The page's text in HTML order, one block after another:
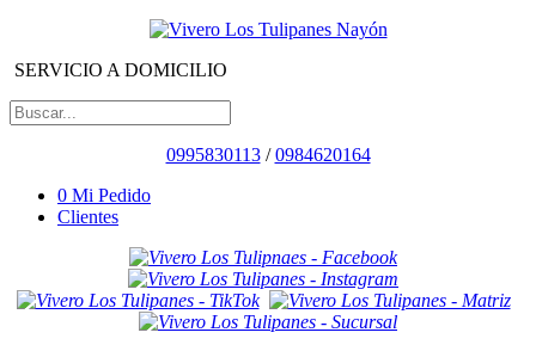
SERVICIO A DOMICILIO
0995830113/0984620164
0 Mi Pedido
Clientes